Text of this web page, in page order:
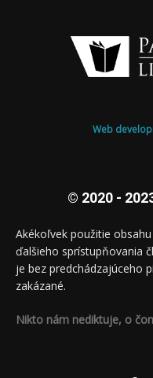
Web
© 2020 -
Akékoľvek použitie
ďalšieho sprístupňovania
je bez predchádzajúceho
zakázané.
Nikto nám nediktuje, o